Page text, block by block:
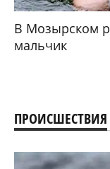
В Мозырском
мальчик
ПРОИСШЕСТВИЯ